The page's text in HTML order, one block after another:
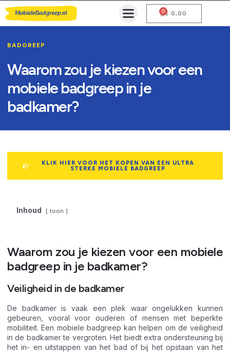
€ 0,00
0
BADGREEP
Waarom zou je kiezen voor een
mobiele badgreep in je
badkamer?
KLIK HIER VOOR HET KOPEN VAN EEN ULTRA
STERKE MOBIELE BADGREEP
Inhoud toon
Waarom zou je kiezen voor een mobiele
badgreep in je badkamer?
Veiligheid in de badkamer
De badkamer is vaak een plek waar ongelukken kunnen
gebeuren, vooral voor ouderen of mensen met beperkte
mobiliteit. Een mobiele badgreep kan helpen om de veiligheid
in de badkamer te vergroten. Het biedt extra ondersteuning bij
het in- en uitstappen van het bad of bij het opstaan van het